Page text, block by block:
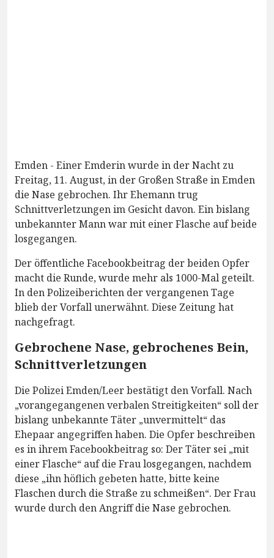
Emden - Einer Emderin wurde in der Nacht zu
Freitag, 11. August, in der Großen Straße in Emden
die Nase gebrochen. Ihr Ehemann trug
Schnittverletzungen im Gesicht davon. Ein bislang
unbekannter Mann war mit einer Flasche auf beide
losgegangen.
Der öffentliche Facebookbeitrag der beiden Opfer
macht die Runde, wurde mehr als 1000-Mal geteilt.
In den Polizeiberichten der vergangenen Tage
blieb der Vorfall unerwähnt. Diese Zeitung hat
nachgefragt.
Gebrochene Nase, gebrochenes Bein,
Schnittverletzungen
Die Polizei Emden/Leer bestätigt den Vorfall. Nach
„vorangegangenen verbalen Streitigkeiten“ soll der
bislang unbekannte Täter „unvermittelt“ das
Ehepaar angegriffen haben. Die Opfer beschreiben
es in ihrem Facebookbeitrag so: Der Täter sei „mit
einer Flasche“ auf die Frau losgegangen, nachdem
diese „ihn höflich gebeten hatte, bitte keine
Flaschen durch die Straße zu schmeißen“. Der Frau
wurde durch den Angriff die Nase gebrochen.